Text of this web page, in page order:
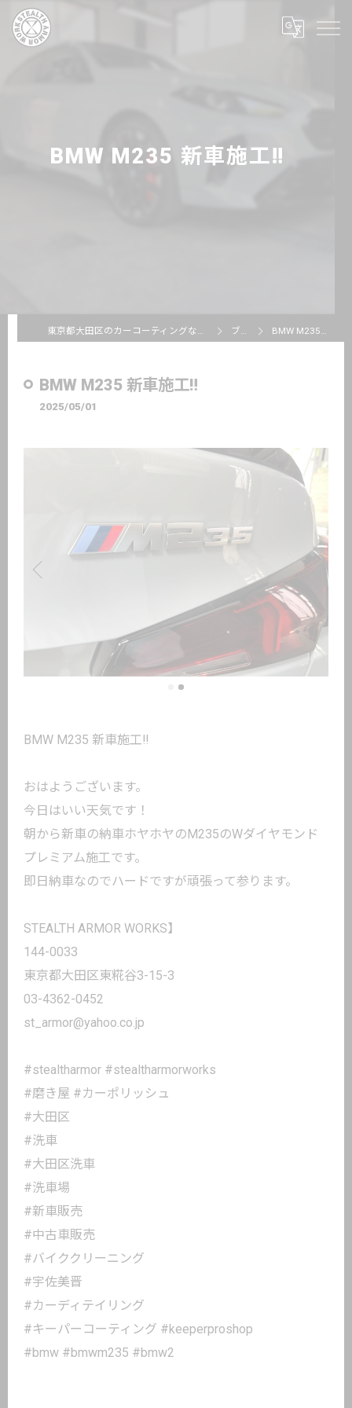
BMW M235 新車施工‼️
東京都大田区のカーコーティングならSTEALTH ARMOR WORKS ブログ BMW M235 新車施工‼️
BMW M235 新車施工‼️
2025/05/01
BMW M235 新車施工‼️
おはようございます。
今日はいい天気です！
朝から新車の納車ホヤホヤのM235のWダイヤモンド
プレミアム施工です。
即日納車なのでハードですが頑張って参ります。
STEALTH ARMOR WORKS】
144-0033
東京都大田区東糀谷3-15-3
03-4362-0452
st_armor@yahoo.co.jp
#stealtharmor #stealtharmorworks
#磨き屋 #カーポリッシュ
#大田区
#洗車
#大田区洗車
#洗車場
#新車販売
#中古車販売
#バイククリーニング
#宇佐美晋
#カーディテイリング
#キーパーコーティング #keeperproshop
#bmw #bmwm235 #bmw2